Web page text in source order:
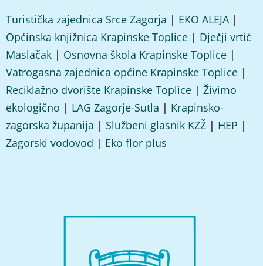
Turistička zajednica Srce Zagorja | EKO ALEJA|
Općinska knjižnica Krapinske Toplice | Dječji vrtić
Maslačak | Osnovna škola Krapinske Toplice |
Vatrogasna zajednica općine Krapinske Toplice |
Reciklažno dvorište Krapinske Toplice | Živimo
ekologično | LAG Zagorje-Sutla | Krapinsko-
zagorska županija | Službeni glasnik KZŽ | HEP |
Zagorski vodovod | Eko flor plus